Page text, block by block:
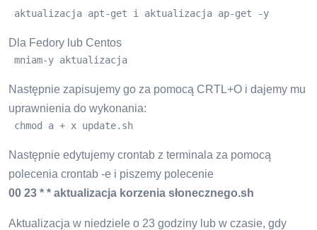
aktualizacja apt-get i aktualizacja ap-get -y
Dla Fedory lub Centos
mniam-y aktualizacja
Następnie zapisujemy go za pomocą CRTL+O i dajemy mu
uprawnienia do wykonania:
chmod a + x update.sh
Następnie edytujemy crontab z terminala za pomocą
polecenia crontab -e i piszemy polecenie
00 23 * * aktualizacja korzenia słonecznego.sh
Aktualizacja w niedziele o 23 godziny lub w czasie, gdy